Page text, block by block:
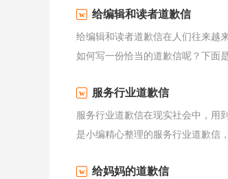
给编辑和读者道歉信
给编辑和读者道歉信在人们往来越
如何写一份恰当的道歉信呢？下面
服务行业道歉信
服务行业道歉信在现实社会中，用
是小编精心整理的服务行业道歉信
给妈妈的道歉信